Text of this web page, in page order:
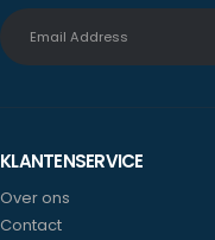
KLANTENSERVICE
Over ons
Contact